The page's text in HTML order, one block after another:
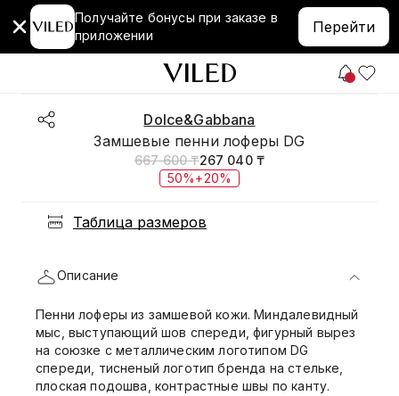
Получайте бонусы при заказе в
приложении
Перейти
Dolce&Gabbana
Замшевые пенни лоферы DG
667 600 ₸267 040 ₸
50%+20%
Таблица размеров
Описание
Пенни лоферы из замшевой кожи. Миндалевидный
мыс, выступающий шов спереди, фигурный вырез
на союзке с металлическим логотипом DG
спереди, тисненый логотип бренда на стельке,
плоская подошва, контрастные швы по канту.